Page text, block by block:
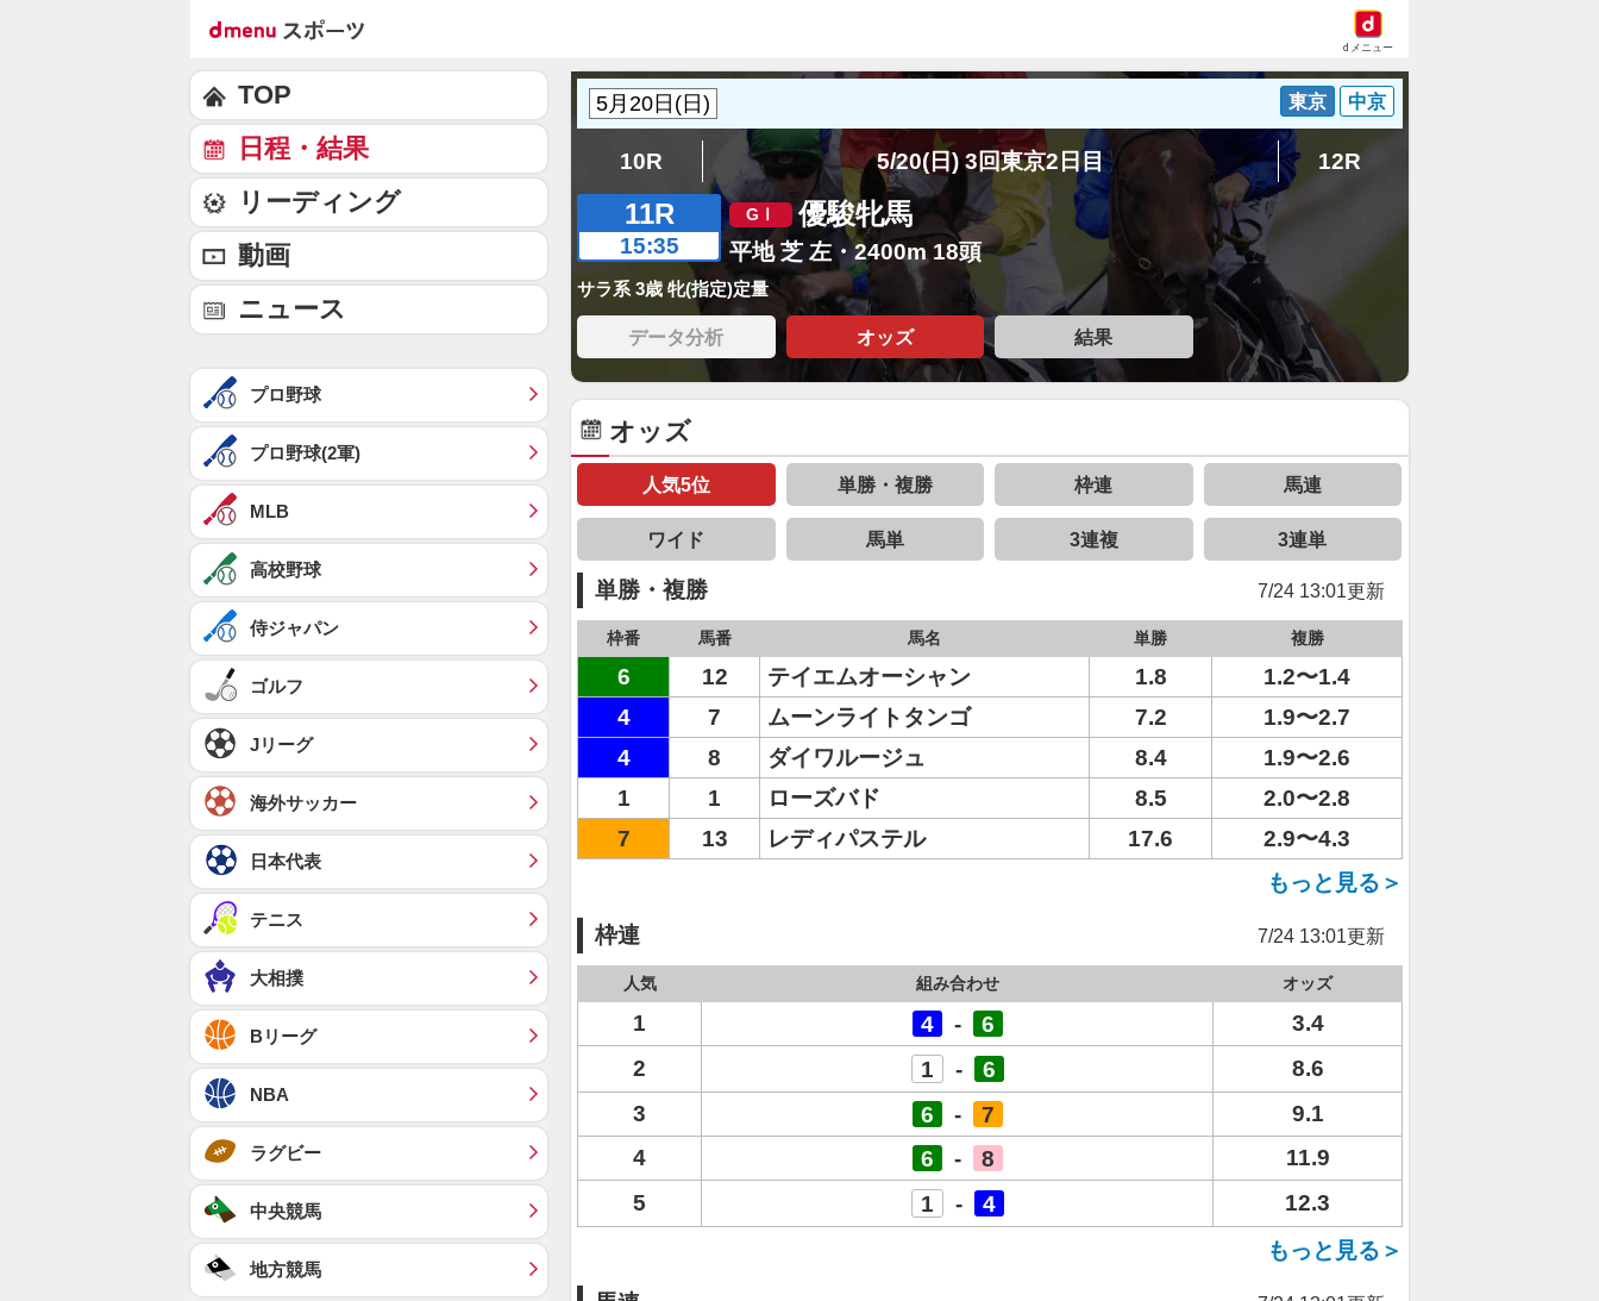
dメニュー
東京 中京
10R 5/20(日) 3回東京2日目 12R
11R
15:35
優駿牝馬
平地 芝 左・2400m 18頭
サラ系 3歳 牝(指定)定量
データ分析 オッズ 結果
オッズ
人気5位 単勝・複勝 枠連 馬連
ワイド 馬単 3連複 3連単
単勝・複勝 7/24 13:01更新
枠番 馬番 馬名 単勝 複勝
6 12 テイエムオーシャン 1.8
1.2〜1.4
4
7 ムーンライトタンゴ 7.2
1.9〜2.7
4
8 ダイワルージュ 8.4
1.9〜2.6
1
1 ローズバド 8.5
2.0〜2.8
7
13 レディパステル 17.6
2.9〜4.3
もっと見る＞
枠連 7/24 13:01更新
人気 組み合わせ オッズ
1 4 - 6
3.4
2
1 - 6
8.6
3
6 - 7
9.1
4
6 - 8
11.9
5
1 - 4
12.3
もっと見る＞
TOP
日程・結果
リーディング
動画
ニュース
プロ野球
プロ野球(2軍)
MLB
高校野球
侍ジャパン
ゴルフ
Jリーグ
海外サッカー
日本代表
テニス
大相撲
Bリーグ
NBA
ラグビー
中央競馬
地方競馬